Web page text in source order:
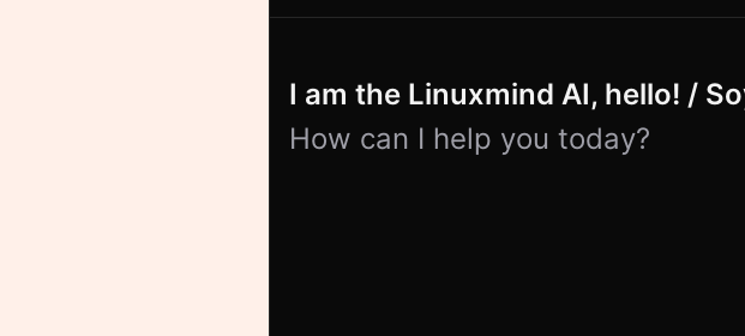
I am the Linuxmind AI, hello! /
How can I help you today?